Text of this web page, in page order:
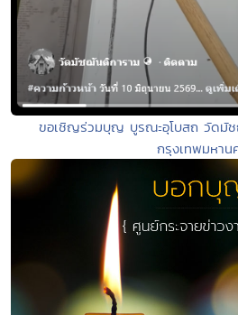
ขอเชิญร่วมบุญ บูรณะอุโบสถ วัดมั
กรุงเทพมหาน